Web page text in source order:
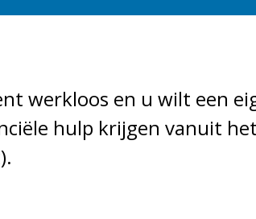
werkloos en u wilt een
hulp krijgen vanuit